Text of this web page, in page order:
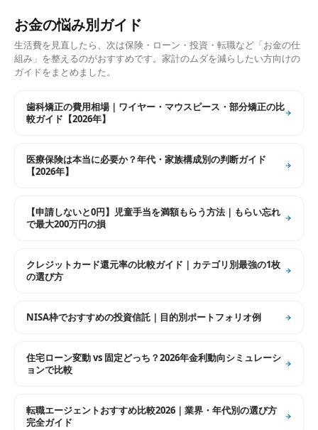
お金の悩み別ガイド
生活費を見直したら、次は保険・ローン・投資・転職など「お金の仕
組み」を整えるのがおすすめです。家計のムダを減らしたい方向けの
ガイドをまとめました。
歯科矯正の費用相場｜ワイヤー・マウスピース・部分矯正の比
較ガイド【2026年】
医療保険は本当に必要か？年代・家族構成別の判断ガイド
【2026年】
【申請しないと0円】児童手当を満額もらう方法｜もらい忘れ
で最大200万円の損
クレジットカード還元率の比較ガイド｜カテゴリ別最強の1枚
の選び方
NISA枠でおすすめの投資信託｜目的別ポートフォリオ例
住宅ローン変動 vs 固定どっち？2026年金利動向シミュレーシ
ョンで比較
転職エージェントおすすめ比較2026｜業界・年代別の選び方
完全ガイド